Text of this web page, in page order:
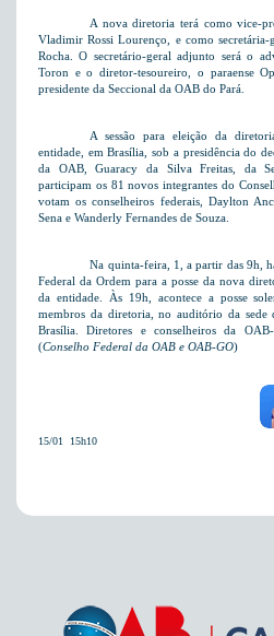
A nova diretoria terá como vice-
Vladimir Rossi Lourenço, e como
Rocha. O secretário-geral adjunto será o
Toron e o diretor-tesoureiro, o paraense
presidente da Seccional da OAB do Pará.
A sessão para eleição da
entidade, em Brasília, sob a presidência do
da OAB, Guaracy da Silva Freitas, da
participam os 81 novos integrantes do
votam os conselheiros federais, Daylton
Sena e Wanderly Fernandes de Souza.
Na quinta-feira, 1, a partir das 9h,
Federal da Ordem para a posse da nova
da entidade. Às 19h, acontece a posse
membros da diretoria, no auditório da sede
Brasília. Diretores e conselheiros da
(Conselho Federal da OAB e OAB-GO)
15/01  15h10